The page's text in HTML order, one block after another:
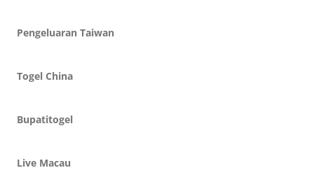
Pengeluaran Taiwan
Togel China
Bupatitogel
Live Macau